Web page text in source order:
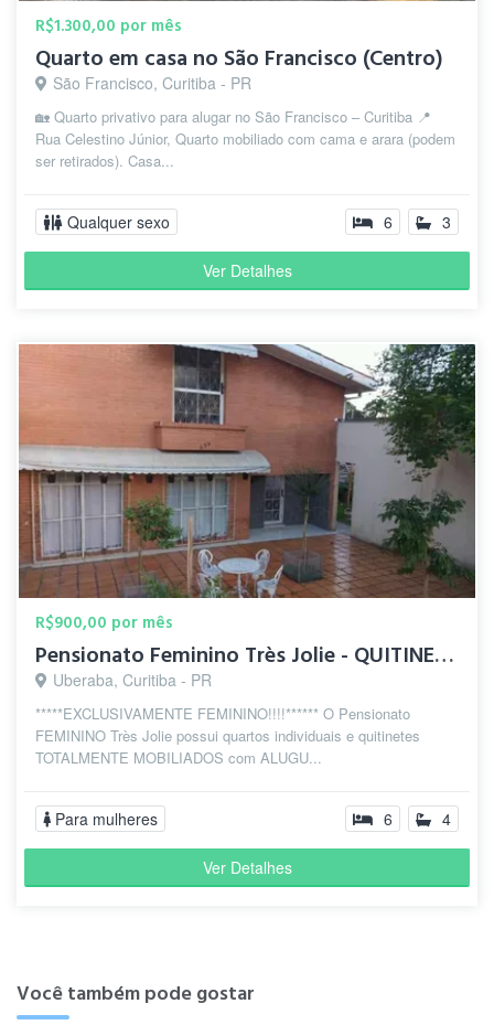
R$1.300,00 por mês
Quarto em casa no São Francisco (Centro)
São Francisco, Curitiba - PR
🏡 Quarto privativo para alugar no São Francisco – Curitiba 📍
Rua Celestino Júnior, Quarto mobiliado com cama e arara (podem
ser retirados). Casa...
Qualquer sexo 6 3
Ver Detalhes
R$900,00 por mês
Pensionato Feminino Très Jolie - QUITINETES E QUARTOS
Uberaba, Curitiba - PR
*****EXCLUSIVAMENTE FEMININO!!!!****** O Pensionato
FEMININO Très Jolie possui quartos individuais e quitinetes
TOTALMENTE MOBILIADOS com ALUGU...
Para mulheres 6 4
Ver Detalhes
Você também pode gostar